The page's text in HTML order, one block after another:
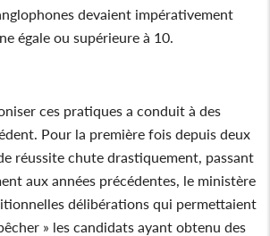
devaient impérativement
égale ou supérieure à 10.
ces pratiques a conduit à des
Pour la première fois depuis deux
réussite chute drastiquement, passant
aux années précédentes, le ministère
délibérations qui permettaient
» les candidats ayant obtenu des